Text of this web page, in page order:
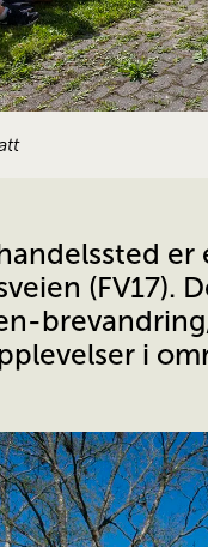
er
(FV17).
i